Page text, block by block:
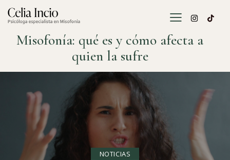
Misofonía: qué es y cómo afecta a
quien la sufre
NOTICIAS